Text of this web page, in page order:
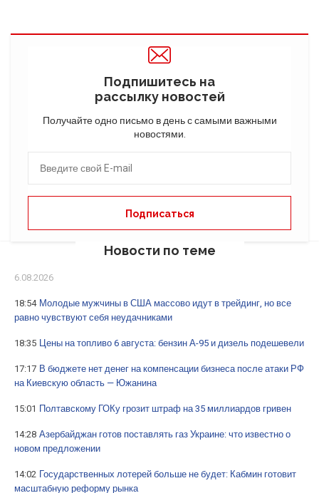
Подпишитесь на
рассылку новостей
Получайте одно письмо в день с самыми важными
новостями.
Новости по теме
6.08.2026
18:54 Молодые мужчины в США массово идут в трейдинг, но все
равно чувствуют себя неудачниками
18:35 Цены на топливо 6 августа: бензин А-95 и дизель подешевели
17:17 В бюджете нет денег на компенсации бизнеса после атаки РФ
на Киевскую область — Южанина
15:01 Полтавскому ГОКу грозит штраф на 35 миллиардов гривен
14:28 Азербайджан готов поставлять газ Украине: что известно о
новом предложении
14:02 Государственных лотерей больше не будет: Кабмин готовит
масштабную реформу рынка